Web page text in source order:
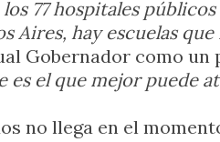
77 hospitales
Aires, hay escuelas
Gobernador como un
el que mejor puede
no llega en el